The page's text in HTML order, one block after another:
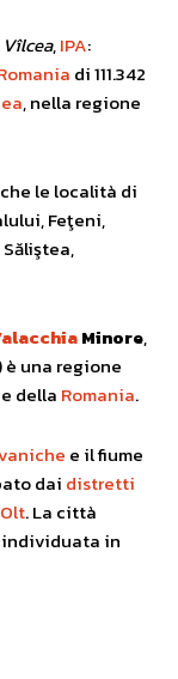
,IPA:
di 111.342
, nella regione
le località di
Feţeni,
Minore,
una regione
e della Romania.
e il fiume
dai distretti
Olt. La città
in